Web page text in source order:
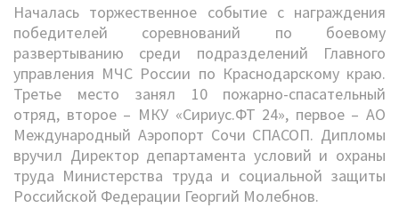
Началась торжественное событие с награждения
победителей соревнований по боевому
развертыванию среди подразделений Главного
управления МЧС России по Краснодарскому краю.
Третье место занял 10 пожарно-спасательный
отряд, второе – МКУ «Сириус.ФТ 24», первое – АО
Международный Аэропорт Сочи СПАСОП. Дипломы
вручил Директор департамента условий и охраны
труда Министерства труда и социальной защиты
Российской Федерации Георгий Молебнов.